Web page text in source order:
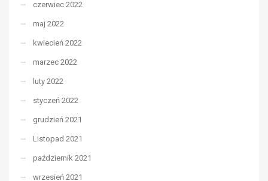
czerwiec 2022
maj 2022
kwiecień 2022
marzec 2022
luty 2022
styczeń 2022
grudzień 2021
Listopad 2021
październik 2021
wrzesień 2021